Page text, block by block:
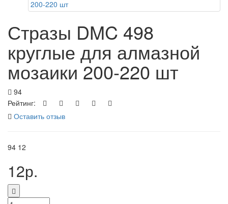
Стразы DMC 498
круглые для алмазной
мозаики 200-220 шт
94
Рейтинг:
Оставить отзыв
94 12
12р.